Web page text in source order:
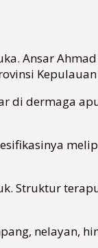
Ansar Ahmad
Kepulauan
di dermaga
Struktur
nelayan,